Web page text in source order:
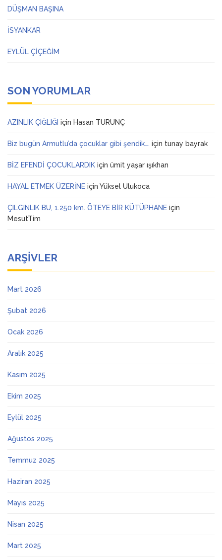
DÜŞMAN BAŞINA
İSYANKAR
EYLÜL ÇİÇEĞİM
SON YORUMLAR
AZINLIK ÇIĞLIĞI için Hasan TURUNÇ
Biz bugün Armutlu’da çocuklar gibi şendik…. için tunay bayrak
BİZ EFENDİ ÇOCUKLARDIK için ümit yaşar ışıkhan
HAYAL ETMEK ÜZERİNE için Yüksel Ulukoca
ÇILGINLIK BU, 1.250 km. ÖTEYE BİR KÜTÜPHANE için
MesutTim
ARŞIVLER
Mart 2026
Şubat 2026
Ocak 2026
Aralık 2025
Kasım 2025
Ekim 2025
Eylül 2025
Ağustos 2025
Temmuz 2025
Haziran 2025
Mayıs 2025
Nisan 2025
Mart 2025